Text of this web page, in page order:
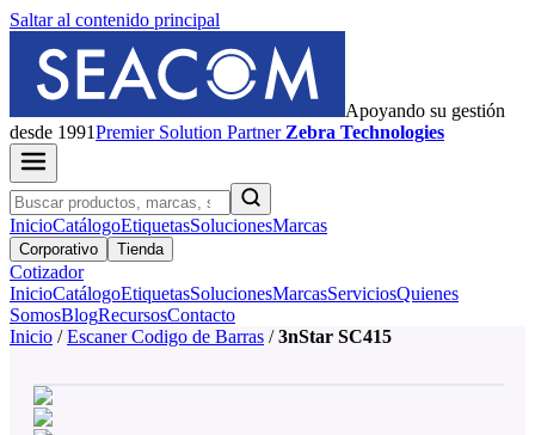
Saltar al contenido principal
Apoyando su gestión
desde 1991PremierSolution Partner Zebra Technologies
InicioCatálogoEtiquetasSolucionesMarcas
Corporativo Tienda
Cotizador
InicioCatálogoEtiquetasSolucionesMarcasServiciosQuienes
SomosBlogRecursosContacto
Inicio / Escaner Codigo de Barras / 3nStar SC415